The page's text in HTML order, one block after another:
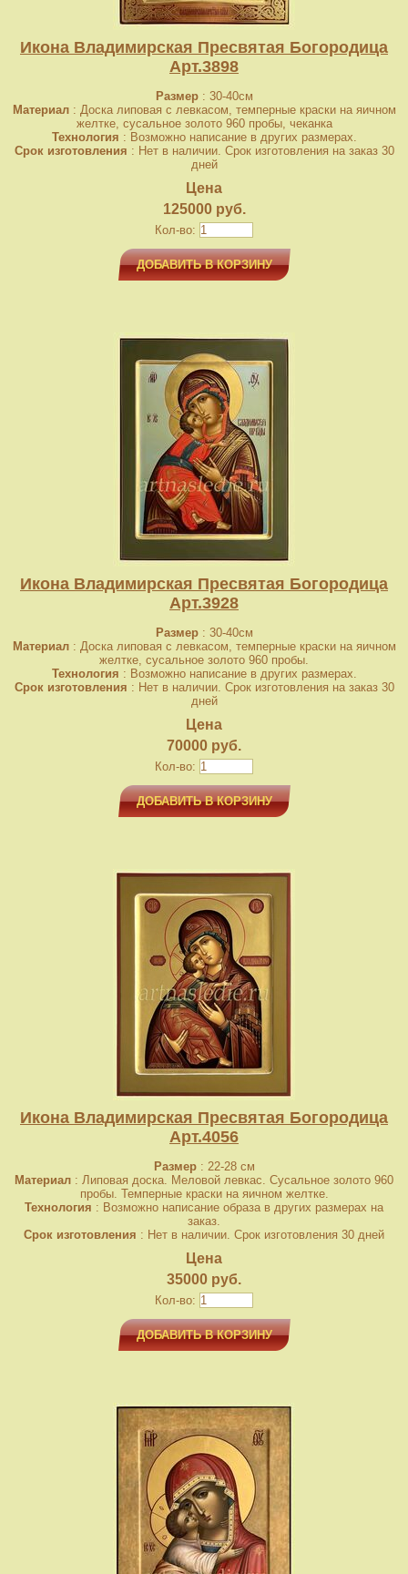
Икона Владимирская Пресвятая Богородица
Арт.3898
Размер: 30-40см
Материал: Доска липовая с левкасом, темперные краски на яичном
желтке, сусальное золото 960 пробы, чеканка
Технология : Возможно написание в других размерах.
Срок изготовления : Нет в наличии. Срок изготовления на заказ 30
дней
Цена
125000 руб.
Кол-во:
ДОБАВИТЬ В КОРЗИНУ
Икона Владимирская Пресвятая Богородица
Арт.3928
Размер: 30-40см
Материал: Доска липовая с левкасом, темперные краски на яичном
желтке, сусальное золото 960 пробы.
Технология : Возможно написание в других размерах.
Срок изготовления : Нет в наличии. Срок изготовления на заказ 30
дней
Цена
70000 руб.
Кол-во:
ДОБАВИТЬ В КОРЗИНУ
Икона Владимирская Пресвятая Богородица
Арт.4056
Размер: 22-28 см
Материал : Липовая доска. Меловой левкас. Сусальное золото 960
пробы. Темперные краски на яичном желтке.
Технология : Возможно написание образа в других размерах на
заказ.
Срок изготовления : Нет в наличии. Срок изготовления 30 дней
Цена
35000 руб.
Кол-во:
ДОБАВИТЬ В КОРЗИНУ